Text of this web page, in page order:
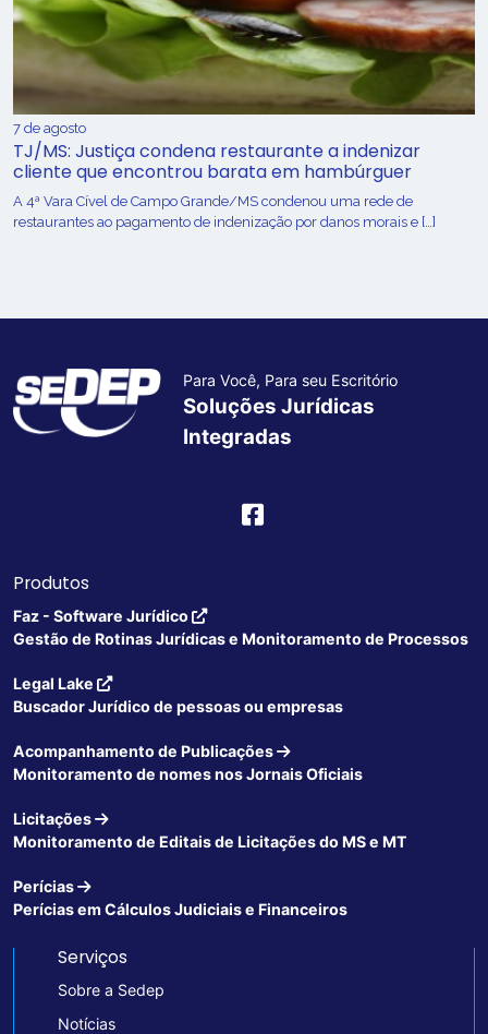
7 de agosto
TJ/MS: Justiça condena restaurante a indenizar
cliente que encontrou barata em hambúrguer
A 4ª Vara Cível de Campo Grande/MS condenou uma rede de
restaurantes ao pagamento de indenização por danos morais e […]
Para Você, Para seu Escritório
Soluções Jurídicas
Integradas
Produtos
Faz - Software Jurídico
Gestão de Rotinas Jurídicas e Monitoramento de Processos
Legal Lake
Buscador Jurídico de pessoas ou empresas
Acompanhamento de Publicações
Monitoramento de nomes nos Jornais Oficiais
Licitações
Monitoramento de Editais de Licitações do MS e MT
Perícias
Perícias em Cálculos Judiciais e Financeiros
Serviços
Sobre a Sedep
Notícias